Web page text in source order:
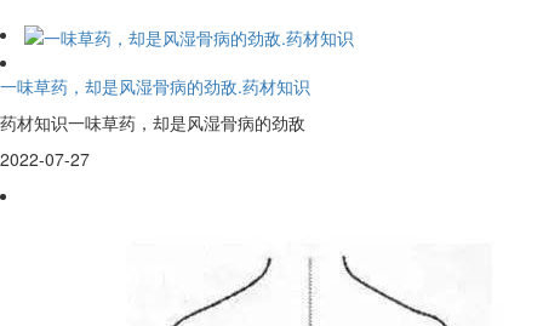
一味草药，却是风湿骨病的劲敌.药材知识
药材知识一味草药，却是风湿骨病的劲敌
2022-07-27